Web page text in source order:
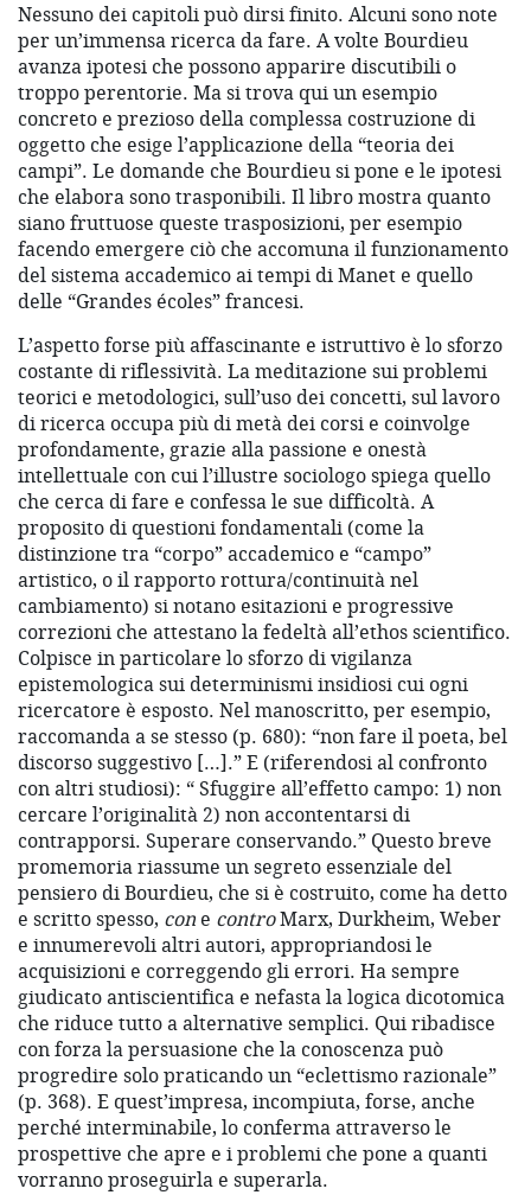
Nessuno dei capitoli può dirsi finito. Alcuni sono note
per un’immensa ricerca da fare. A volte Bourdieu
avanza ipotesi che possono apparire discutibili o
troppo perentorie. Ma si trova qui un esempio
concreto e prezioso della complessa costruzione di
oggetto che esige l’applicazione della “teoria dei
campi”. Le domande che Bourdieu si pone e le ipotesi
che elabora sono trasponibili. Il libro mostra quanto
siano fruttuose queste trasposizioni, per esempio
facendo emergere ciò che accomuna il funzionamento
del sistema accademico ai tempi di Manet e quello
delle “Grandes écoles” francesi.
L’aspetto forse più affascinante e istruttivo è lo sforzo
costante di riflessività. La meditazione sui problemi
teorici e metodologici, sull’uso dei concetti, sul lavoro
di ricerca occupa più di metà dei corsi e coinvolge
profondamente, grazie alla passione e onestà
intellettuale con cui l’illustre sociologo spiega quello
che cerca di fare e confessa le sue difficoltà. A
proposito di questioni fondamentali (come la
distinzione tra “corpo” accademico e “campo”
artistico, o il rapporto rottura/continuità nel
cambiamento) si notano esitazioni e progressive
correzioni che attestano la fedeltà all’ethos scientifico.
Colpisce in particolare lo sforzo di vigilanza
epistemologica sui determinismi insidiosi cui ogni
ricercatore è esposto. Nel manoscritto, per esempio,
raccomanda a se stesso (p. 680): “non fare il poeta, bel
discorso suggestivo […].” E (riferendosi al confronto
con altri studiosi): “ Sfuggire all’effetto campo: 1) non
cercare l’originalità 2) non accontentarsi di
contrapporsi. Superare conservando.” Questo breve
promemoria riassume un segreto essenziale del
pensiero di Bourdieu, che si è costruito, come ha detto
e scritto spesso, cone controMarx, Durkheim, Weber
e innumerevoli altri autori, appropriandosi le
acquisizioni e correggendo gli errori. Ha sempre
giudicato antiscientifica e nefasta la logica dicotomica
che riduce tutto a alternative semplici. Qui ribadisce
con forza la persuasione che la conoscenza può
progredire solo praticando un “eclettismo razionale”
(p. 368). E quest’impresa, incompiuta, forse, anche
perché interminabile, lo conferma attraverso le
prospettive che apre e i problemi che pone a quanti
vorranno proseguirla e superarla.